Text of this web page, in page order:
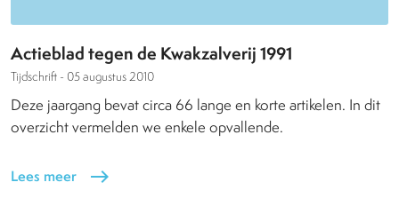
Actieblad tegen de Kwakzalverij 1991
Tijdschrift - 05 augustus 2010
Deze jaargang bevat circa 66 lange en korte artikelen. In dit
overzicht vermelden we enkele opvallende.
Lees meer east